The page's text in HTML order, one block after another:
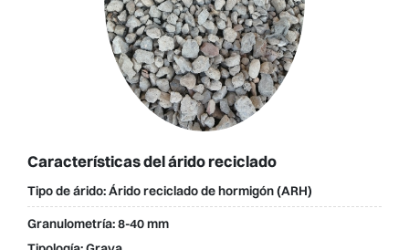
Características del árido reciclado
Tipo de árido:Árido reciclado de hormigón (ARH)
Granulometría:8-40 mm